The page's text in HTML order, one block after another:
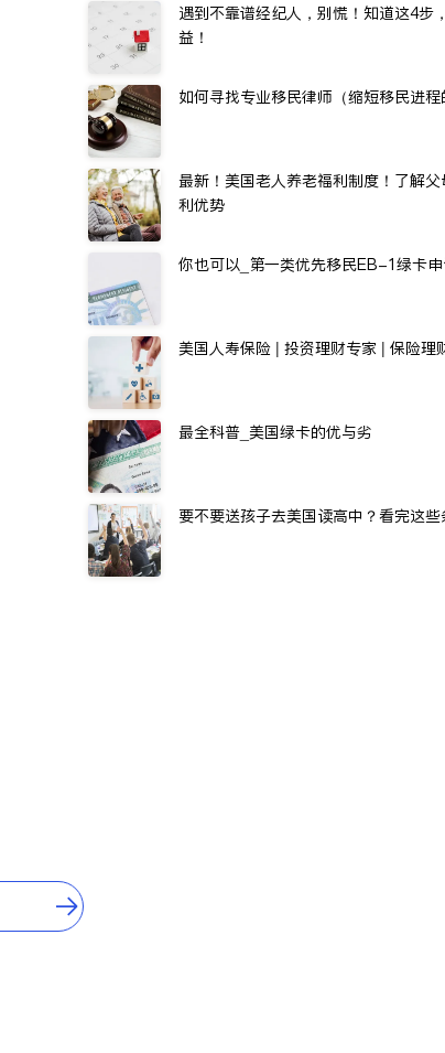
遇到不靠谱经纪人，别慌！知道这4步
益！
如何寻找专业移民律师（缩短移民进程
最新！美国老人养老福利制度！了解
利优势
你也可以_第一类优先移民EB-1绿卡
美国人寿保险 | 投资理财专家 | 保险理
最全科普_美国绿卡的优与劣
要不要送孩子去美国读高中？看完这些